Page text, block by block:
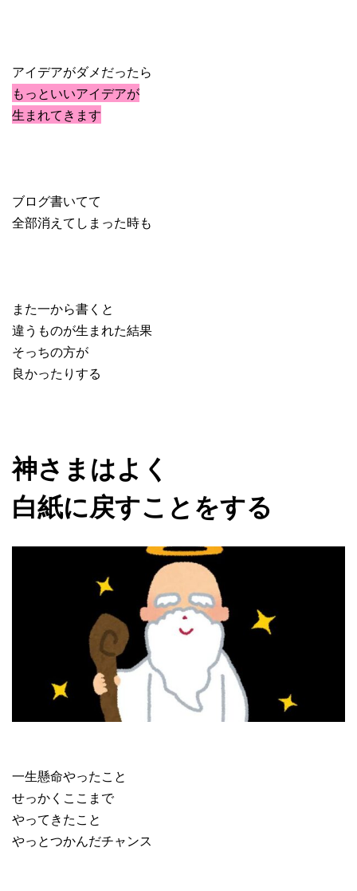
アイデアがダメだったら
もっといいアイデアが
生まれてきます
ブログ書いてて
全部消えてしまった時も
また一から書くと
違うものが生まれた結果
そっちの方が
良かったりする
神さまはよく
白紙に戻すことをする
一生懸命やったこと
せっかくここまで
やってきたこと
やっとつかんだチャンス